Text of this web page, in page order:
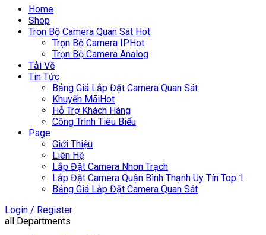
Home
Shop
Trọn Bộ Camera Quan Sát Hot
Trọn Bộ Camera IPHot
Trọn Bộ Camera Analog
Tải Về
Tin Tức
Bảng Giá Lắp Đặt Camera Quan Sát
Khuyến MãiHot
Hỗ Trợ Khách Hàng
Công Trình Tiêu Biểu
Page
Giới Thiệu
Liên Hệ
Lắp Đặt Camera Nhơn Trạch
Lắp Đặt Camera Quận Bình Thạnh Uy Tín Top 1
Bảng Giá Lắp Đặt Camera Quan Sát
Login / Register
all Departments